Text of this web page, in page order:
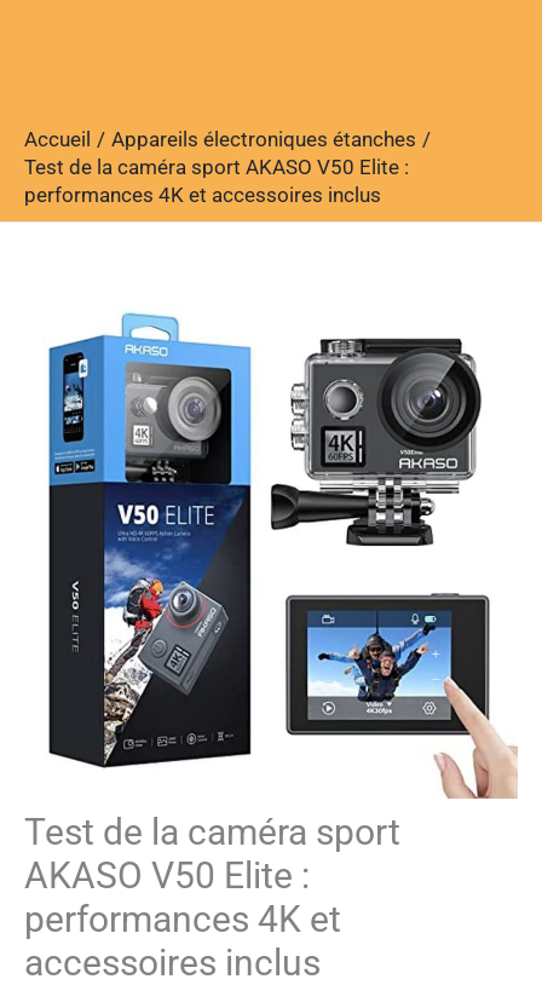
Accueil
Appareils électroniques étanches
Test de la caméra sport AKASO V50 Elite :
performances 4K et accessoires inclus
Test de la caméra sport
AKASO V50 Elite :
performances 4K et
accessoires inclus